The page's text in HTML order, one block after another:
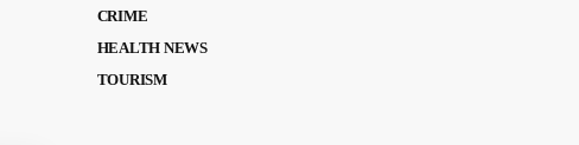
CRIME
HEALTH NEWS
TOURISM